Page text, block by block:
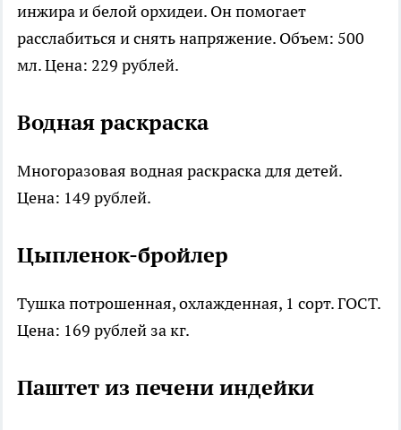
инжира и белой орхидеи. Он помогает
расслабиться и снять напряжение. Объем: 500
мл. Цена: 229 рублей.
Водная раскраска
Многоразовая водная раскраска для детей.
Цена: 149 рублей.
Цыпленок-бройлер
Тушка потрошенная, охлажденная, 1 сорт. ГОСТ.
Цена: 169 рублей за кг.
Паштет из печени индейки